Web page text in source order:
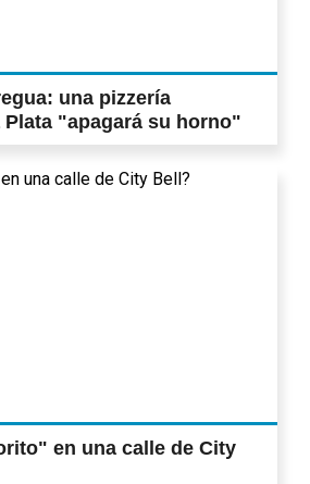
una pizzería
"apagará su horno"
en una calle de City